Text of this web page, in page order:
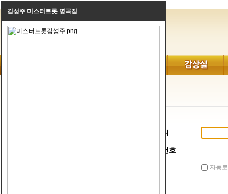
아이디
비밀번호
자동
김성주 미스터트롯 명곡집